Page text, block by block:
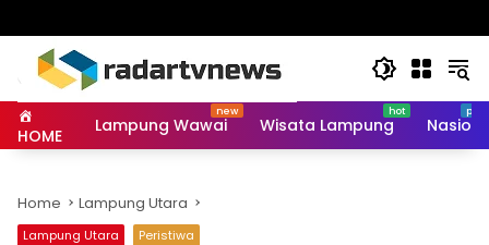
HOME Lampung Wawai Wisata Lampung
Home Lampung Utara
Lampung Utara Peristiwa